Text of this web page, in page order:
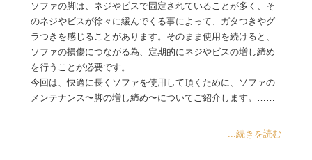
ソファの脚は、ネジやビスで固定されていることが多く、そ
のネジやビスが徐々に緩んでくる事によって、ガタつきやグ
ラつきを感じることがあります。そのまま使用を続けると、
ソファの損傷につながる為、定期的にネジやビスの増し締め
を行うことが必要です。
今回は、快適に長くソファを使用して頂くために、ソファの
メンテナンス〜脚の増し締め〜についてご紹介します。……
...続きを読む